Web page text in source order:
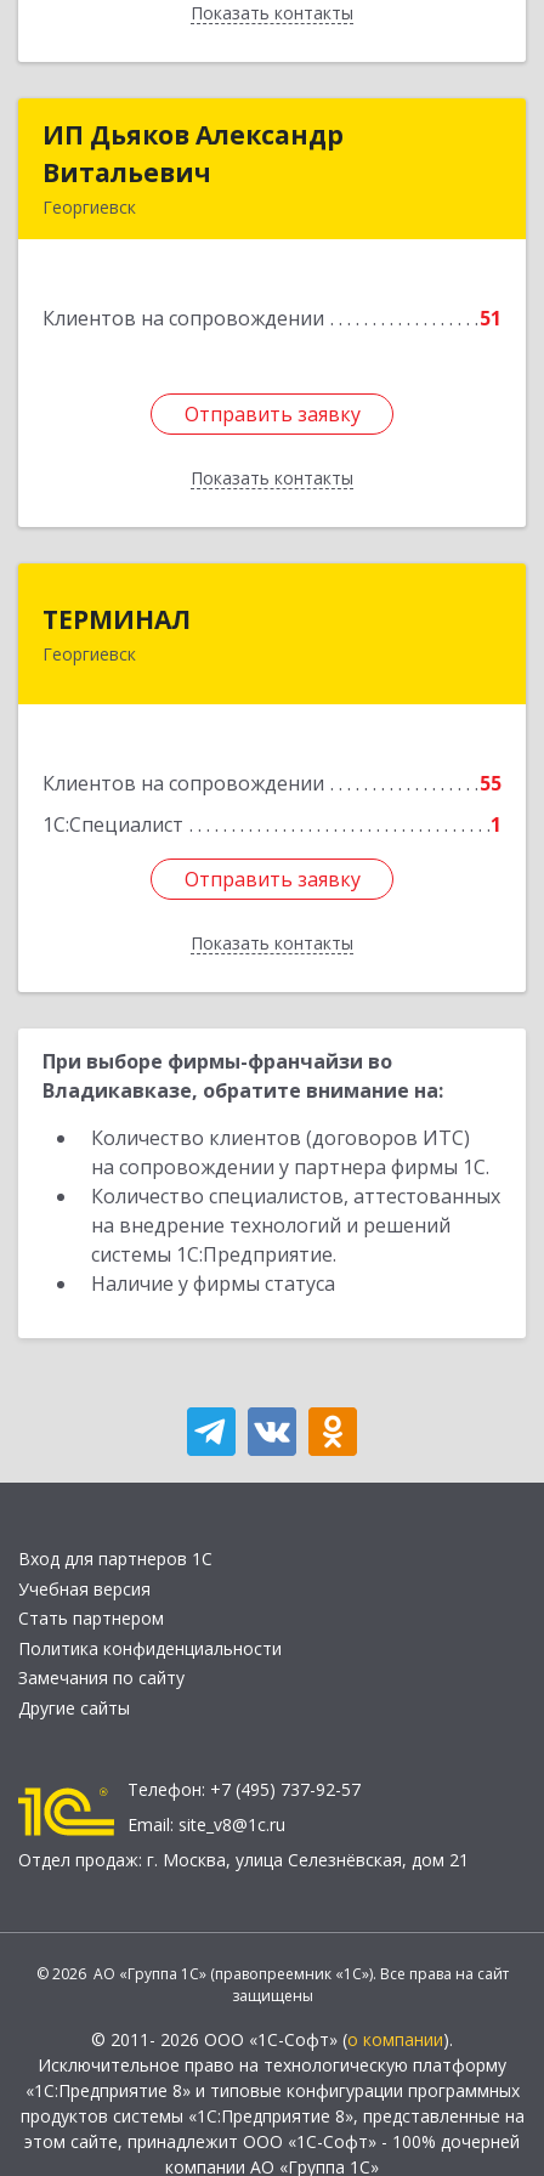
Показать контакты
Назад
ИП Дьяков Александр
Витальевич
Георгиевск
Клиентов на сопровождении 51
Отправить заявку
Показать контакты
ИП Дьяков Александр
Отправить заявку
Назад
ТЕРМИНАЛ
Георгиевск
Клиентов на сопровождении
55
1С:Специалист
1
Отправить заявку
Показать контакты
357820, Ставропольский край, Георгиевск г,
Отправить заявку
Назад
При выборе фирмы-франчайзи во
Владикавказе, обратите внимание на:
Количество клиентов (договоров ИТС)
на сопровождении у партнера фирмы 1С.
Количество специалистов, аттестованных
на внедрение технологий и решений
системы 1С:Предприятие.
Наличие у фирмы статуса
Вход для партнеров 1С
Учебная версия
Стать партнером
Политика конфиденциальности
Замечания по сайту
Другие сайты
Телефон: +7 (495) 737-92-57
Email: site_v8@1c.ru
Отдел продаж: г. Москва, улица Селезнёвская, дом 21
© 2026 АО «Группа 1С» (правопреемник «1С»). Все права на сайт
защищены
© 2011- 2026 ООО «1С-Софт» (о компании).
Исключительное право на технологическую платформу
«1С:Предприятие 8» и типовые конфигурации программных
продуктов системы «1С:Предприятие 8», представленные на
этом сайте, принадлежит ООО «1С-Софт» - 100% дочерней
компании АО «Группа 1С»